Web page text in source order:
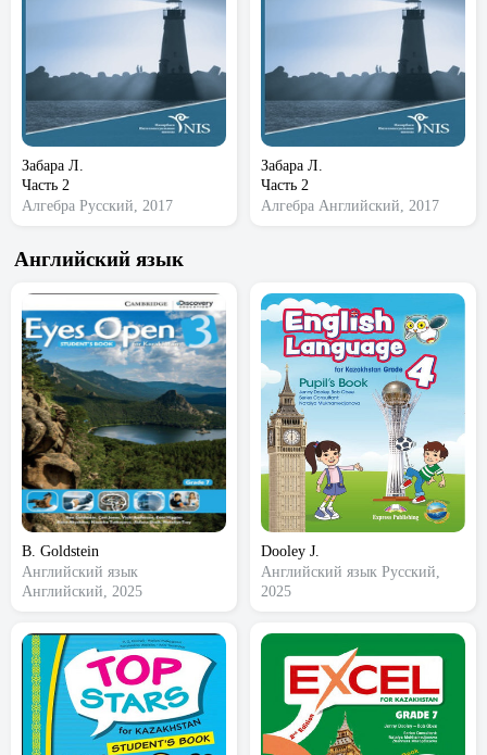
Забара Л.
Часть 2
Алгебра Русский, 2017
Забара Л.
Часть 2
Алгебра Английский, 2017
Английский язык
B. Goldstein
Английский язык
Английский, 2025
Dooley J.
Английский язык Русский,
2025